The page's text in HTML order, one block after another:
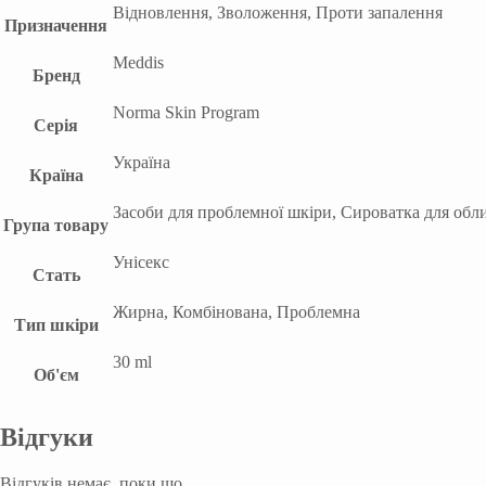
Призначення
Відновлення, Зволоження, Проти запалення
Бренд
Meddis
Серія
Norma Skin Program
Країна
Україна
Група товару
Засоби для проблемної шкіри, Сироватка для
Стать
Унісекс
Тип шкіри
Жирна, Комбінована, Проблемна
Об'єм
30 ml
Відгуки